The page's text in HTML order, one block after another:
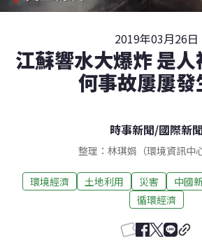
2019年03月26日
江蘇響水大爆炸 是
何事故屢屢發
時事新聞/國際新聞
整理：林琪娟（環境資訊中
環境經濟 土地利用 災害 中國
循環經濟